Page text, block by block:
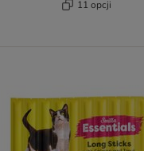
11 opcji